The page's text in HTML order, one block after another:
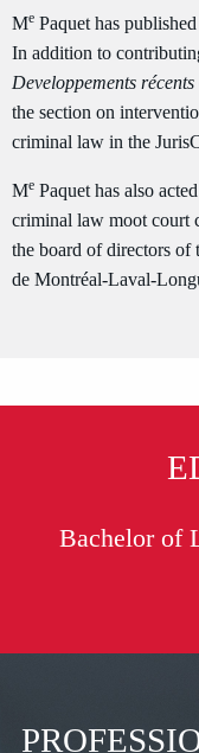
Me Paquet has
In addition to
Developpements récents
the section on
criminal law in the
Me Paquet has also
criminal law moot court
the board of directors of
de Montréal-Laval-
Bachelor of